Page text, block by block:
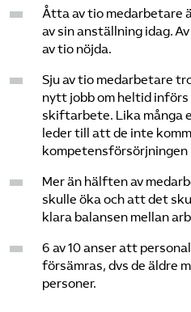
Åtta av tio medarbetare
av sin anställning idag.
av tio nöjda.
Sju av tio medarbetare
nytt jobb om heltid
skiftarbete. Lika många
leder till att de inte
kompetensförsörjningen
Mer än hälften av
skulle öka och att det
klara balansen mellan
6 av 10 anser att
försämras, dvs de äldre
personer.